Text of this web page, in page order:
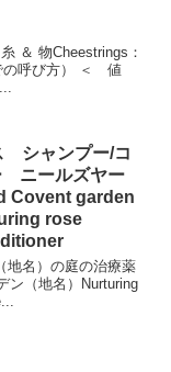
＆ 物Cheestrings：
の呼び方） ＜ 値
シャンプー/コ
ニールズヤー
Covent garden
rose
名）の庭の治療薬
ン（地名）Nurturing